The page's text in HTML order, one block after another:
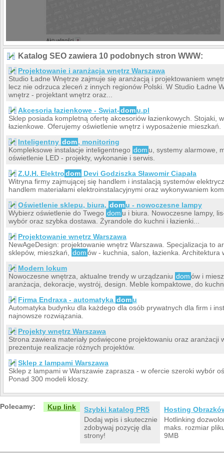
Katalog SEO zawiera 10 podobnych stron WWW:
Projektowanie i aranżacja wnętrz Warszawa
Studio Ładne Wnętrze zajmuje się aranżacją i projektowaniem
lecz nie odrzuca zleceń z innych regionów Polski. W Studio Ładne
wnętrz - projektant wnętrz oraz...
Akcesoria łazienkowe - Swiat-domu.pl
Sklep posiada kompletną ofertę akcesoriów łazienkowych. Stojaki,
łazienkowe. Oferujemy oświetlenie wnętrz i wyposażenie mieszkań.
Inteligentny dom, monitoring
Kompleksowe instalacje inteligentnego dom u, systemy alarmowe,
oświetlenie LED - projekty, wykonanie i serwis.
Z.U.H. Elektrodom Devi Godziszka Sławomir Ciapała
Witryna firmy zajmującej się handlem i instalacją systemów
handlem materiałami elektroinstalacyjnymi oraz wykonywaniem
Oświetlenie sklepu, biura, domu - nowoczesne lampy
Wybierz oświetlenie do Twego dom u i biura. Nowoczesne lampy,
wybór oraz szybka dostawa. Żyrandole do kuchni i łazienki...
Projektowanie wnętrz Warszawa
NewAgeDesign: projektowanie wnętrz Warszawa. Specjalizacja to
sklepów, mieszkań,
domów - kuchnia, salon, łazienka.
Modern lokum
Nowoczesne wnętrza, aktualne trendy w urządzaniu domów i
aranżacja, dekoracje, wystrój, design. Meble kompaktowe, do
Firma Endraxa - automatyka domu
Automatyka budynku dla każdego dla osób prywatnych dla firm i
najnowsze rozwiązania.
Projekty wnętrz Warszawa
Strona zawiera materiały poświęcone projektowaniu oraz aranżacji
prezentuje realizacje różnych projektów.
Sklep z lampami Warszawa
Sklep z lampami w Warszawie zaprasza - w ofercie szeroki wybór
Ponad 300 modeli kloszy.
Polecamy: Kup link
Szybki katalog PR5
Dodaj wpis i skutecznie
zdobywaj pozycję dla
strony!
Hosting
Hotlinking
maks. rozmiar
9MB